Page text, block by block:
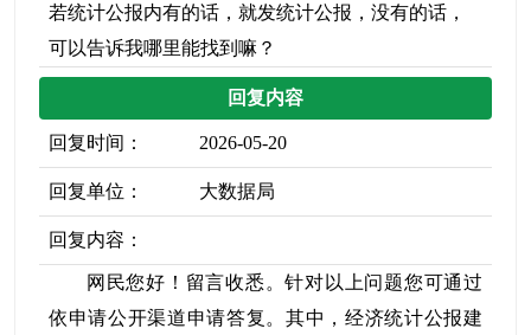
若统计公报内有的话，就发统计公报，没有的话，
可以告诉我哪里能找到嘛？
回复内容
回复时间： 2026-05-20
回复单位： 大数据局
回复内容：
网民您好！留言收悉。针对以上问题您可通过
依申请公开渠道申请答复。其中，经济统计公报建